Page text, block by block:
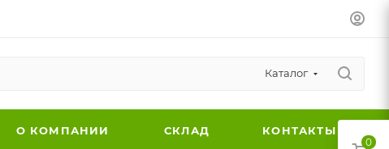
Каталог
О КОМПАНИИ СКЛАД КОНТАКТЫ
0